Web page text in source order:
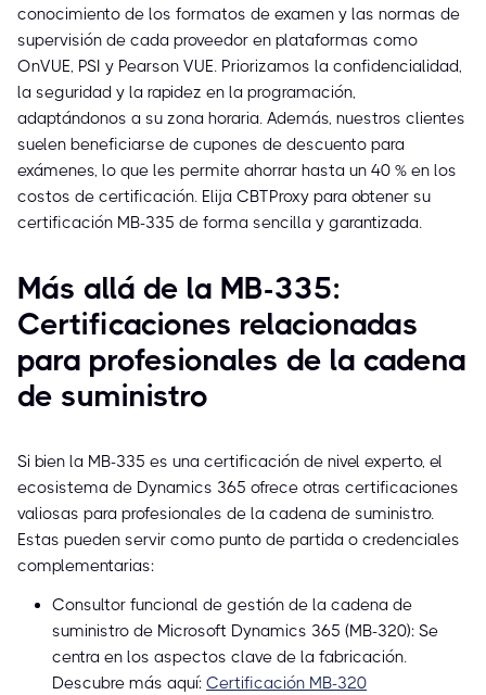
conocimiento de los formatos de examen y las normas de
supervisión de cada proveedor en plataformas como
OnVUE, PSI y Pearson VUE. Priorizamos la confidencialidad,
la seguridad y la rapidez en la programación,
adaptándonos a su zona horaria. Además, nuestros clientes
suelen beneficiarse de cupones de descuento para
exámenes, lo que les permite ahorrar hasta un 40 % en los
costos de certificación. Elija CBTProxy para obtener su
certificación MB-335 de forma sencilla y garantizada.
Más allá de la MB-335:
Certificaciones relacionadas
para profesionales de la cadena
de suministro
Si bien la MB-335 es una certificación de nivel experto, el
ecosistema de Dynamics 365 ofrece otras certificaciones
valiosas para profesionales de la cadena de suministro.
Estas pueden servir como punto de partida o credenciales
complementarias:
Consultor funcional de gestión de la cadena de
suministro de Microsoft Dynamics 365 (MB-320): Se
centra en los aspectos clave de la fabricación.
Descubre más aquí: Certificación MB-320